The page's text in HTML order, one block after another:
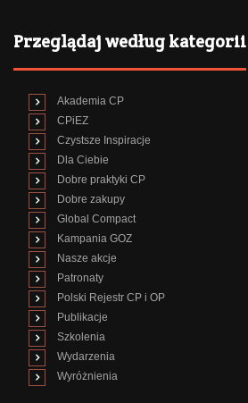
Przeglądaj według kategorii
Akademia CP
CPiEZ
Czystsze Inspiracje
Dla Ciebie
Dobre praktyki CP
Dobre zakupy
Global Compact
Kampania GOZ
Nasze akcje
Patronaty
Polski Rejestr CP i OP
Publikacje
Szkolenia
Wydarzenia
Wyróżnienia